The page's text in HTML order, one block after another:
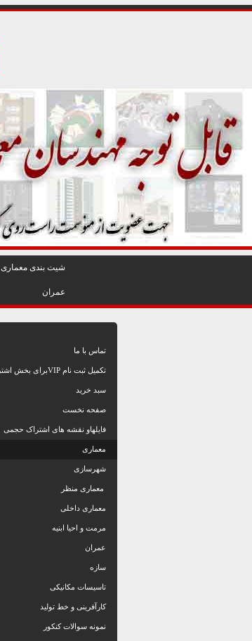
شيت بندی معماری
عمران
تماس با ما
تکمیل ثبت نام VIPبرای بخش اشتراکیها
سبد خرید
صفحه نخست
فایلهاو نقشه های اشتراک حجمی
معماری
شهرسازی
معماری منظر
معماری داخلی
مرمت و احیا ابنیه
عمران
سازه
تاسیسات مکانیکی
کارآفرینی و خط تولید
نمونه سوالات کنکور